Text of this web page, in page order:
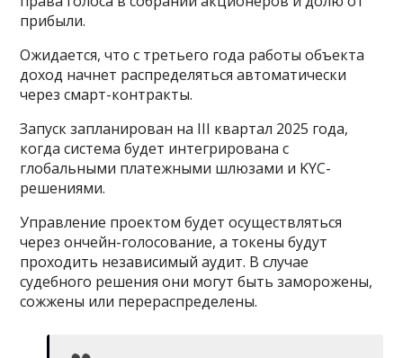
прибыли.
Ожидается, что с третьего года работы объекта
доход начнет распределяться автоматически
через смарт-контракты.
Запуск запланирован на III квартал 2025 года,
когда система будет интегрирована с
глобальными платежными шлюзами и KYC-
решениями.
Управление проектом будет осуществляться
через ончейн-голосование, а токены будут
проходить независимый аудит. В случае
судебного решения они могут быть заморожены,
сожжены или перераспределены.